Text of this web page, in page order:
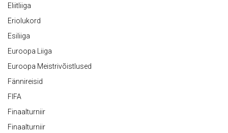
Eliitliiga
Eriolukord
Esiliiga
Euroopa Liiga
Euroopa Meistrivõistlused
Fännireisid
FIFA
Finaalturniir
Finaalturniir